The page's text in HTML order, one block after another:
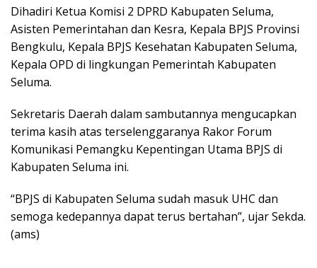
Dihadiri Ketua Komisi 2 DPRD Kabupaten Seluma,
Asisten Pemerintahan dan Kesra, Kepala BPJS Provinsi
Bengkulu, Kepala BPJS Kesehatan Kabupaten Seluma,
Kepala OPD di lingkungan Pemerintah Kabupaten
Seluma.
Sekretaris Daerah dalam sambutannya mengucapkan
terima kasih atas terselenggaranya Rakor Forum
Komunikasi Pemangku Kepentingan Utama BPJS di
Kabupaten Seluma ini.
“BPJS di Kabupaten Seluma sudah masuk UHC dan
semoga kedepannya dapat terus bertahan”, ujar Sekda.
(ams)